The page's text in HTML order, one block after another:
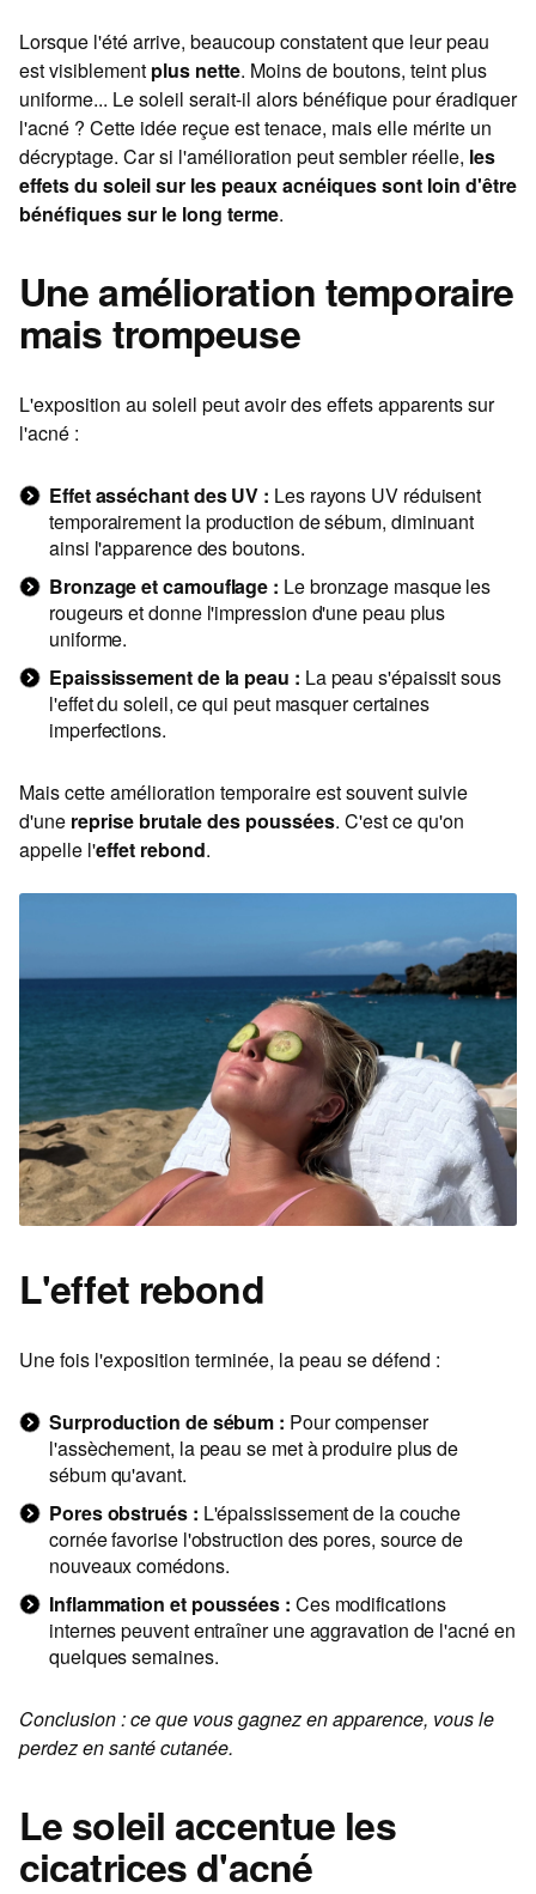
Lorsque l'été arrive, beaucoup constatent que leur peau
est visiblement plus nette. Moins de boutons, teint plus
uniforme... Le soleil serait-il alors bénéfique pour éradiquer
l'acné ? Cette idée reçue est tenace, mais elle mérite un
décryptage. Car si l'amélioration peut sembler réelle, les
effets du soleil sur les peaux acnéiques sont loin d'être
bénéfiques sur le long terme.
Une amélioration temporaire
mais trompeuse
L'exposition au soleil peut avoir des effets apparents sur
l'acné :
Effet asséchant des UV : Les rayons UV réduisent
temporairement la production de sébum, diminuant
ainsi l'apparence des boutons.
Bronzage et camouflage : Le bronzage masque les
rougeurs et donne l'impression d'une peau plus
uniforme.
Epaississement de la peau : La peau s'épaissit sous
l'effet du soleil, ce qui peut masquer certaines
imperfections.
Mais cette amélioration temporaire est souvent suivie
d'une reprise brutale des poussées. C'est ce qu'on
appelle l'effet rebond.
L'effet rebond
Une fois l'exposition terminée, la peau se défend :
Surproduction de sébum : Pour compenser
l'assèchement, la peau se met à produire plus de
sébum qu'avant.
Pores obstrués : L'épaississement de la couche
cornée favorise l'obstruction des pores, source de
nouveaux comédons.
Inflammation et poussées : Ces modifications
internes peuvent entraîner une aggravation de l'acné en
quelques semaines.
Conclusion : ce que vous gagnez en apparence, vous le
perdez en santé cutanée.
Le soleil accentue les
cicatrices d'acné